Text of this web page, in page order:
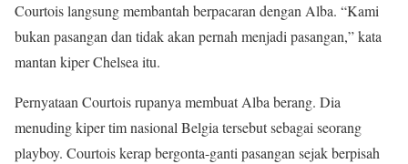
Courtois langsung membantah berpacaran dengan Alba. “Kami
bukan pasangan dan tidak akan pernah menjadi pasangan,” kata
mantan kiper Chelsea itu.
Pernyataan Courtois rupanya membuat Alba berang. Dia
menuding kiper tim nasional Belgia tersebut sebagai seorang
playboy. Courtois kerap bergonta-ganti pasangan sejak berpisah